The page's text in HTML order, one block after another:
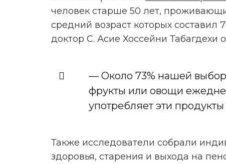
человек старше 50 лет,
средний возраст которых составил
доктор С. Асие Хоссейни Табагдехи
— Около 73% нашей
фрукты или овощи
употребляет эти
Также исследователи собрали
здоровья, старения и выхода на